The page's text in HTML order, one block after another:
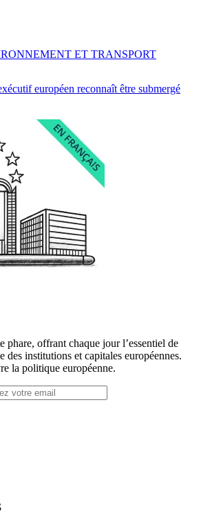
européen reconnaît être submergé
ET TRANSPORT
phare, offrant chaque jour l’essentiel de
des institutions et capitales européennes.
la politique européenne.